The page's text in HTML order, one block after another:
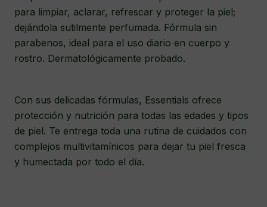
para limpiar, aclarar, refrescar y proteger la piel;
dejándola sutilmente perfumada. Fórmula sin
parabenos, ideal para el uso diario en cuerpo y
rostro. Dermatológicamente probado.
Con sus delicadas fórmulas, Essentials ofrece
protección y nutrición para todas las edades y tipos
de piel. Te entrega toda una rutina de cuidados con
complejos multivitamínicos para dejar tu piel fresca
y humectada por todo el día.